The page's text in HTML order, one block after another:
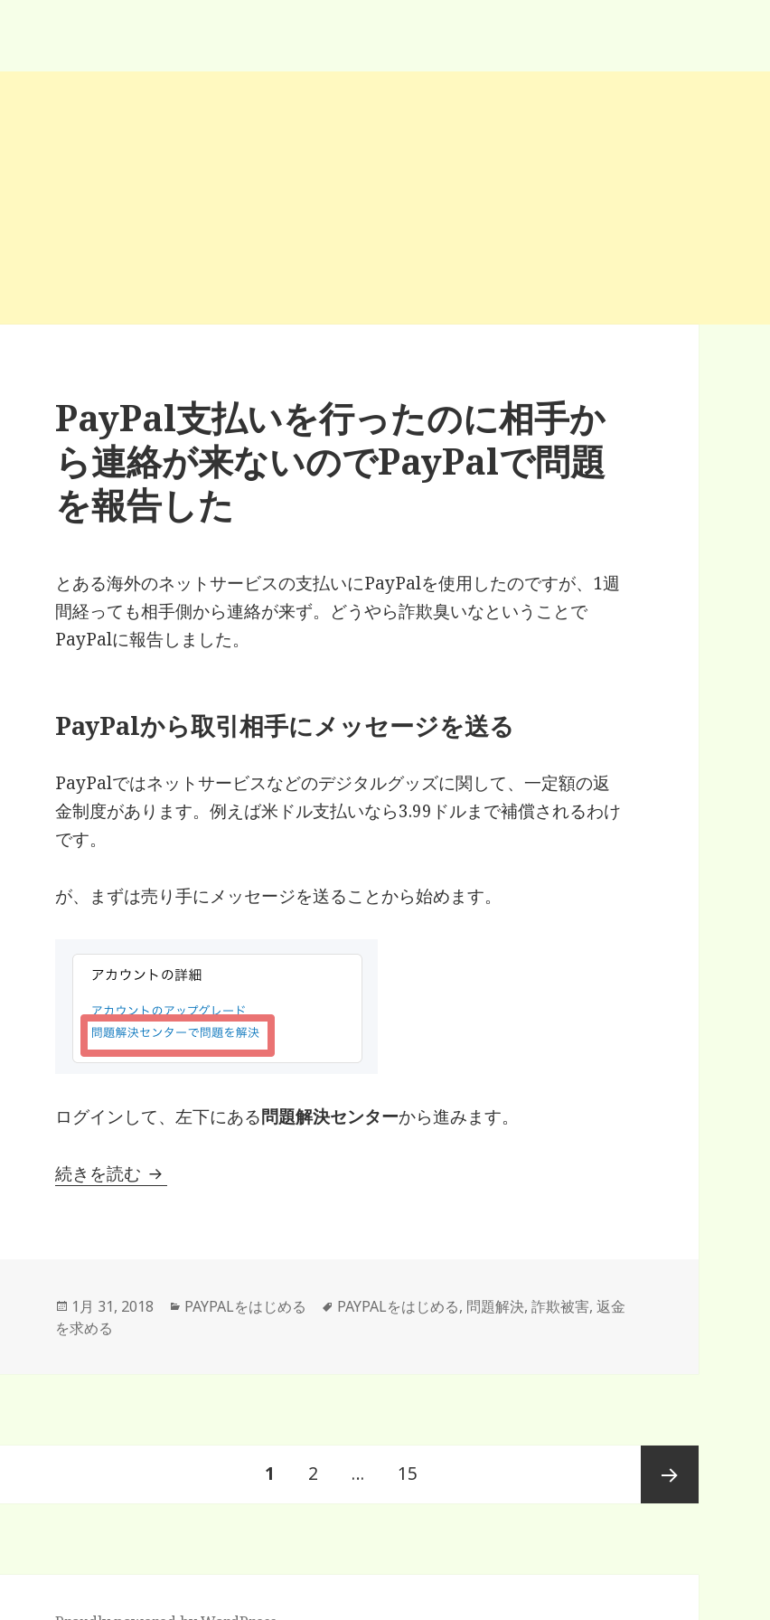
PayPal支払いを行ったのに相手か
ら連絡が来ないのでPayPalで問題
を報告した
とある海外のネットサービスの支払いにPayPalを使用したのですが、1週
間経っても相手側から連絡が来ず。どうやら詐欺臭いなということで
PayPalに報告しました。
PayPalから取引相手にメッセージを送る
PayPalではネットサービスなどのデジタルグッズに関して、一定額の返
金制度があります。例えば米ドル支払いなら3.99ドルまで補償されるわけ
です。
が、まずは売り手にメッセージを送ることから始めます。
ログインして、左下にある問題解決センターから進みます。
続きを読む PayPal支払いを行ったのに相手から連絡が来ないのでPayPalで問題を報告した
投
稿
1月 31, 2018
カ
PAYPALをはじめる
タ
PAYPALをはじめる, 問題解決,詐欺被害,返金
を求める
ペ
1 ペ
2 … ペ
15